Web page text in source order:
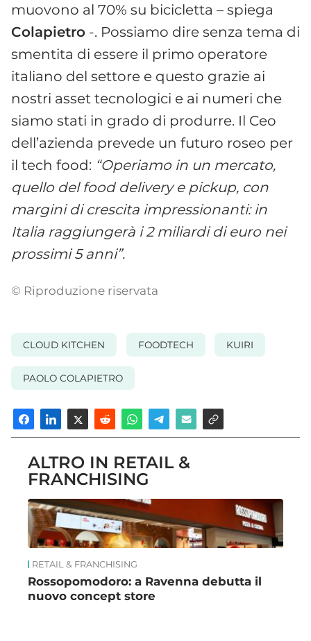
muovono al 70% su bicicletta – spiega
Colapietro -. Possiamo dire senza tema di
smentita di essere il primo operatore
italiano del settore e questo grazie ai
nostri asset tecnologici e ai numeri che
siamo stati in grado di produrre. Il Ceo
dell’azienda prevede un futuro roseo per
il tech food: “Operiamo in un mercato,
quello del food delivery e pickup, con
margini di crescita impressionanti: in
Italia raggiungerà i 2 miliardi di euro nei
prossimi 5 anni”.
© Riproduzione riservata
CLOUD KITCHEN FOODTECH KUIRI
PAOLO COLAPIETRO
ALTRO IN RETAIL &
FRANCHISING
RETAIL & FRANCHISING
Rossopomodoro: a Ravenna debutta il
nuovo concept store